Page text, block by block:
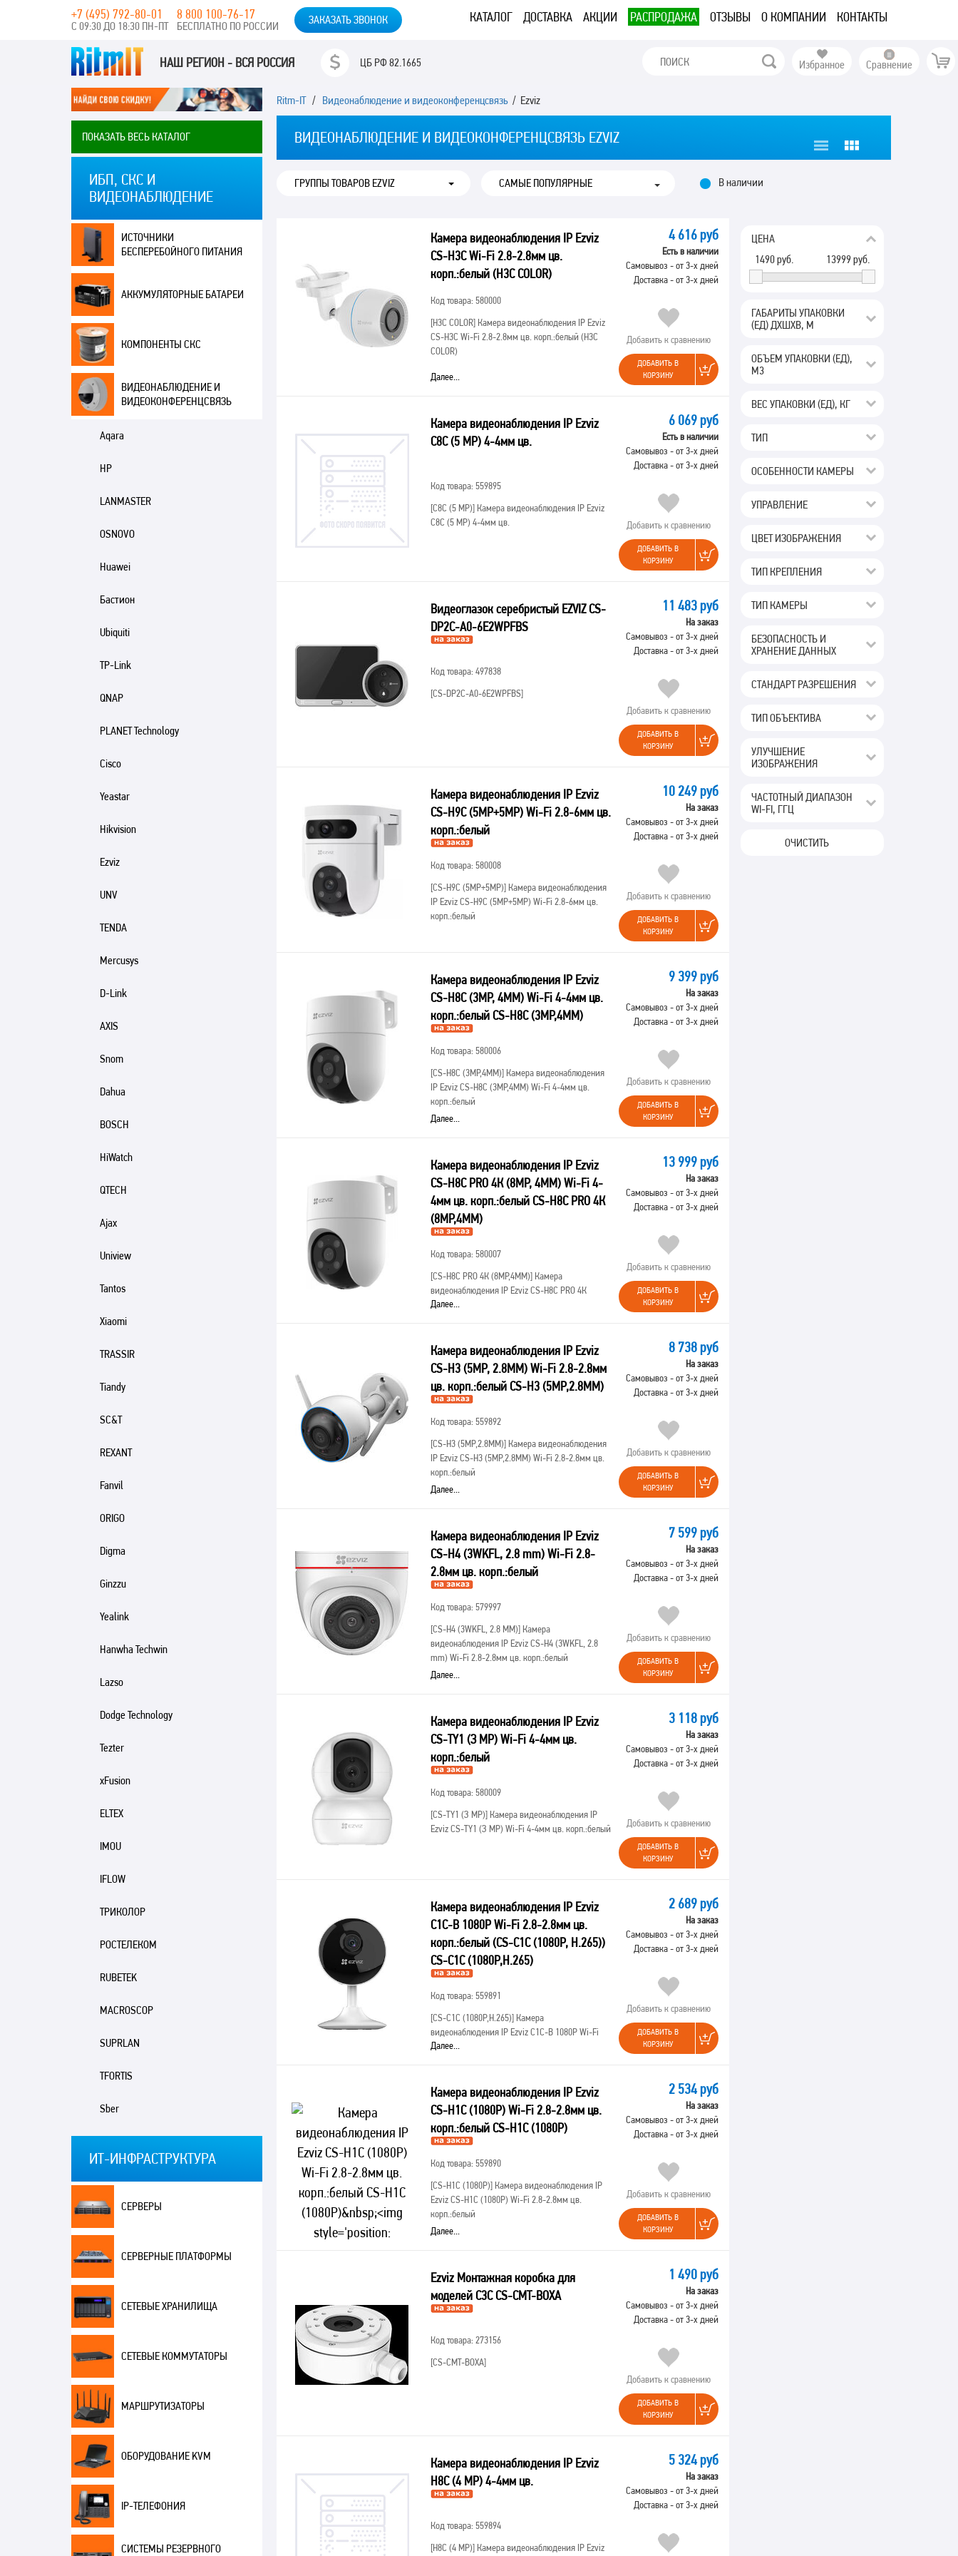
КАТАЛОГ ДОСТАВКА АКЦИИ РАСПРОДАЖА ОТЗЫВЫ О КОМПАНИИ КОНТАКТЫ
+7 (495) 792-80-01
С 09:30 ДО 18:30 ПН-ПТ
8 800 100-76-17
БЕСПЛАТНО ПО РОССИИ ЗАКАЗАТЬ ЗВОНОК
НАШ РЕГИОН - ВСЯ РОССИЯ ЦБ РФ82.1665 Избранное Сравнение
ПОКАЗАТЬ ВЕСЬ КАТАЛОГ
ИБП, СКС И
ВИДЕОНАБЛЮДЕНИЕ
ИСТОЧНИКИ
БЕСПЕРЕБОЙНОГО ПИТАНИЯ
АККУМУЛЯТОРНЫЕ БАТАРЕИ
КОМПОНЕНТЫ СКС
ВИДЕОНАБЛЮДЕНИЕ И
ВИДЕОКОНФЕРЕНЦСВЯЗЬ
Aqara
HP
LANMASTER
OSNOVO
Huawei
Бастион
Ubiquiti
TP-Link
QNAP
PLANET Technology
Cisco
Yeastar
Hikvision
Ezviz
UNV
TENDA
Mercusys
D-Link
AXIS
Snom
Dahua
BOSCH
HiWatch
QTECH
Ajax
Uniview
Tantos
Xiaomi
TRASSIR
Tiandy
SC&T
REXANT
Fanvil
ORIGO
Digma
Ginzzu
Yealink
Hanwha Techwin
Lazso
Dodge Technology
Tezter
xFusion
ELTEX
IMOU
IFLOW
ТРИКОЛОР
РОСТЕЛЕКОМ
RUBETEK
MACROSCOP
SUPRLAN
TFORTIS
Sber
ИТ-ИНФРАСТРУКТУРА
СЕРВЕРЫ
СЕРВЕРНЫЕ ПЛАТФОРМЫ
СЕТЕВЫЕ ХРАНИЛИЩА
СЕТЕВЫЕ КОММУТАТОРЫ
МАРШРУТИЗАТОРЫ
ОБОРУДОВАНИЕ KVM
IP-ТЕЛЕФОНИЯ
СИСТЕМЫ РЕЗЕРВНОГО
Ritm-IT/ Видеонаблюдение и видеоконференцсвязь / Ezviz
ВИДЕОНАБЛЮДЕНИЕ И ВИДЕОКОНФЕРЕНЦСВЯЗЬ EZVIZ
ГРУППЫ ТОВАРОВ EZVIZ В наличии
ЦЕНА
13999руб.
1490руб.
ГАБАРИТЫ УПАКОВКИ
(ЕД) ДХШХВ, М
ОБЪЕМ УПАКОВКИ (ЕД),
М3
ВЕС УПАКОВКИ (ЕД), КГ
ТИП
ОСОБЕННОСТИ КАМЕРЫ
УПРАВЛЕНИЕ
ЦВЕТ ИЗОБРАЖЕНИЯ
ТИП КРЕПЛЕНИЯ
ТИП КАМЕРЫ
БЕЗОПАСНОСТЬ И
ХРАНЕНИЕ ДАННЫХ
СТАНДАРТ РАЗРЕШЕНИЯ
ТИП ОБЪЕКТИВА
УЛУЧШЕНИЕ
ИЗОБРАЖЕНИЯ
ЧАСТОТНЫЙ ДИАПАЗОН
WI-FI, ГГЦ
ОЧИСТИТЬ
Камера видеонаблюдения IP Ezviz
CS-H3C Wi-Fi 2.8-2.8мм цв.
корп.:белый (H3C COLOR)
Код товара: 580000
[H3C COLOR]Камера видеонаблюдения IP Ezviz
CS-H3C Wi-Fi 2.8-2.8мм цв. корп.:белый (H3C
COLOR)
Далее...
4 616 руб
Есть в наличии
Самовывоз - от 3-х дней
Доставка - от 3-х дней
Добавить к сравнению
ДОБАВИТЬ В
КОРЗИНУ
Камера видеонаблюдения IP Ezviz
C8C (5 MP) 4-4мм цв.
Код товара: 559895
[C8C (5 MP)]Камера видеонаблюдения IP Ezviz
C8C (5 MP) 4-4мм цв.
6 069 руб
Есть в наличии
Самовывоз - от 3-х дней
Доставка - от 3-х дней
Добавить к сравнению
ДОБАВИТЬ В
КОРЗИНУ
Видеоглазок серебристый EZVIZ CS-
DP2C-A0-6E2WPFBS
Код товара: 497838
[CS-DP2C-A0-6E2WPFBS]
11 483 руб
На заказ
Самовывоз - от 3-х дней
Доставка - от 3-х дней
Добавить к сравнению
ДОБАВИТЬ В
КОРЗИНУ
Камера видеонаблюдения IP Ezviz
CS-H9C (5МР+5МР) Wi-Fi 2.8-6мм цв.
корп.:белый
Код товара: 580008
[CS-H9C (5МР+5МР)]Камера видеонаблюдения
IP Ezviz CS-H9C (5МР+5МР) Wi-Fi 2.8-6мм цв.
корп.:белый
10 249 руб
На заказ
Самовывоз - от 3-х дней
Доставка - от 3-х дней
Добавить к сравнению
ДОБАВИТЬ В
КОРЗИНУ
Камера видеонаблюдения IP Ezviz
CS-H8C (3МР, 4MM) Wi-Fi 4-4мм цв.
корп.:белый CS-H8C (3МР,4MM)
Код товара: 580006
[CS-H8C (3МР,4MM)]Камера видеонаблюдения
IP Ezviz CS-H8C (3МР,4MM) Wi-Fi 4-4мм цв.
корп.:белый
Далее...
9 399 руб
На заказ
Самовывоз - от 3-х дней
Доставка - от 3-х дней
Добавить к сравнению
ДОБАВИТЬ В
КОРЗИНУ
Камера видеонаблюдения IP Ezviz
CS-H8C PRO 4К (8МР, 4MM) Wi-Fi 4-
4мм цв. корп.:белый CS-H8C PRO 4К
(8МР,4MM)
Код товара: 580007
[CS-H8C PRO 4К (8МР,4MM)]Камера
видеонаблюдения IP Ezviz CS-H8C PRO 4К
(8МР,4MM) Wi-Fi 4-4мм цв. корп.:белый
Далее...
13 999 руб
На заказ
Самовывоз - от 3-х дней
Доставка - от 3-х дней
Добавить к сравнению
ДОБАВИТЬ В
КОРЗИНУ
Камера видеонаблюдения IP Ezviz
CS-H3 (5MP, 2.8MM) Wi-Fi 2.8-2.8мм
цв. корп.:белый CS-H3 (5MP,2.8MM)
Код товара: 559892
[CS-H3 (5MP,2.8MM)]Камера видеонаблюдения
IP Ezviz CS-H3 (5MP,2.8MM) Wi-Fi 2.8-2.8мм цв.
корп.:белый
Далее...
8 738 руб
На заказ
Самовывоз - от 3-х дней
Доставка - от 3-х дней
Добавить к сравнению
ДОБАВИТЬ В
КОРЗИНУ
Камера видеонаблюдения IP Ezviz
CS-H4 (3WKFL, 2.8 mm) Wi-Fi 2.8-
2.8мм цв. корп.:белый
Код товара: 579997
[CS-H4 (3WKFL, 2.8 MM)]Камера
видеонаблюдения IP Ezviz CS-H4 (3WKFL, 2.8
mm) Wi-Fi 2.8-2.8мм цв. корп.:белый
Далее...
7 599 руб
На заказ
Самовывоз - от 3-х дней
Доставка - от 3-х дней
Добавить к сравнению
ДОБАВИТЬ В
КОРЗИНУ
Камера видеонаблюдения IP Ezviz
CS-TY1 (З МР) Wi-Fi 4-4мм цв.
корп.:белый
Код товара: 580009
[CS-TY1 (З МР)]Камера видеонаблюдения IP
Ezviz CS-TY1 (З МР) Wi-Fi 4-4мм цв. корп.:белый
3 118 руб
На заказ
Самовывоз - от 3-х дней
Доставка - от 3-х дней
Добавить к сравнению
ДОБАВИТЬ В
КОРЗИНУ
Камера видеонаблюдения IP Ezviz
C1C-B 1080P Wi-Fi 2.8-2.8мм цв.
корп.:белый (CS-C1C (1080P, H.265))
CS-C1C (1080P,H.265)
Код товара: 559891
[CS-C1C (1080P,H.265)]Камера
видеонаблюдения IP Ezviz C1C-B 1080P Wi-Fi
2.8-2.8мм цв. корп.:белый (CS-C1C
Далее...
2 689 руб
На заказ
Самовывоз - от 3-х дней
Доставка - от 3-х дней
Добавить к сравнению
ДОБАВИТЬ В
КОРЗИНУ
Камера видеонаблюдения IP Ezviz
CS-H1C (1080P) Wi-Fi 2.8-2.8мм цв.
корп.:белый CS-H1C (1080P)
Код товара: 559890
[CS-H1C (1080P)]Камера видеонаблюдения IP
Ezviz CS-H1C (1080P) Wi-Fi 2.8-2.8мм цв.
корп.:белый
Далее...
2 534 руб
На заказ
Самовывоз - от 3-х дней
Доставка - от 3-х дней
Добавить к сравнению
ДОБАВИТЬ В
КОРЗИНУ
Ezviz Монтажная коробка для
моделей С3С CS-CMT-BOXA
Код товара: 273156
[CS-CMT-BOXA]
1 490 руб
На заказ
Самовывоз - от 3-х дней
Доставка - от 3-х дней
Добавить к сравнению
ДОБАВИТЬ В
КОРЗИНУ
Камера видеонаблюдения IP Ezviz
H8C (4 MP) 4-4мм цв.
Код товара: 559894
[H8C (4 MP)]Камера видеонаблюдения IP Ezviz
5 324 руб
На заказ
Самовывоз - от 3-х дней
Доставка - от 3-х дней